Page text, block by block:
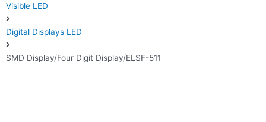
Visible LED
Digital Displays LED
SMD Display/Four Digit Display/ELSF-511